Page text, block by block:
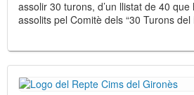
assolir 30 turons, d’un llistat de 40
assolits pel Comitè dels “30 Turons